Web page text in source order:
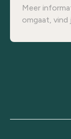
Meer
omgaat, vind